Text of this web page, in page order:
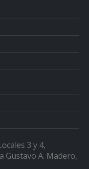
3 y 4,
Gustavo A. Madero,